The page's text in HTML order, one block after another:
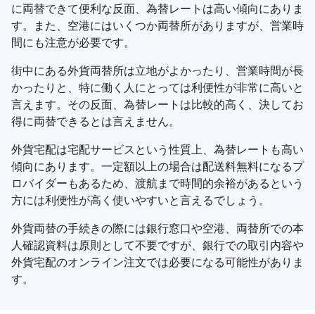
に両替できて便利な反面、為替レートは高い傾向にありま
す。また、空港にはいくつか両替所がありますが、営業時
間にも注意が必要です。
街中にある外貨両替所は立地がよかったり、営業時間が長
かったりと、特に働く人にとっては利便性が非常に高いと
言えます。その反面、為替レートは比較的高く、決してお
得に両替できるとは言えません。
外貨宅配は宅配サービスという性質上、為替レートも高い
傾向にあります。一定額以上の場合は配送料無料になるプ
ロバイダーもあるため、渡航まで時間的余裕があるという
方には利便性が高く使いやすいと言えるでしょう。
外貨両替の手続きの際には銀行窓口や空港、両替所での本
人確認資料は原則として不要ですが、銀行での取引内容や
外貨宅配のオンライン注文では必要になる可能性がありま
す。